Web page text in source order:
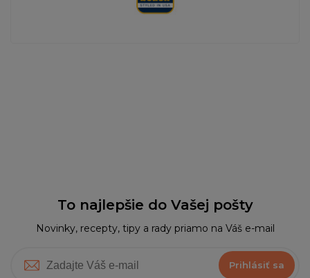
To najlepšie do Vašej pošty
Novinky, recepty, tipy a rady priamo na Váš e-mail
Prihlásiť sa